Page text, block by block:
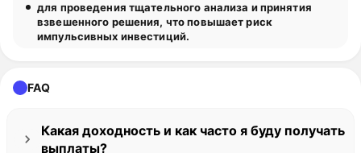
для проведения тщательного анализа и принятия
взвешенного решения, что повышает риск
импульсивных инвестиций.
FAQ
Какая доходность и как часто я буду получать
выплаты?